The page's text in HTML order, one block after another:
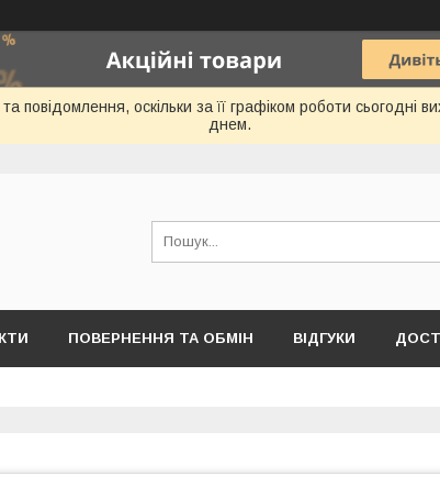
повідомлення, оскільки за її графіком роботи
днем.
ПОВЕРНЕННЯ ТА ОБМІН ВІДГУКИ